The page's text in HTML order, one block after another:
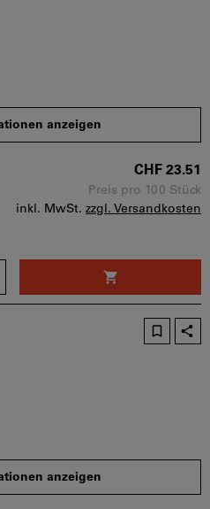
anzeigen
CHF 23.51
Preis pro 100 Stück
inkl. MwSt. zzgl. Versandkosten
anzeigen